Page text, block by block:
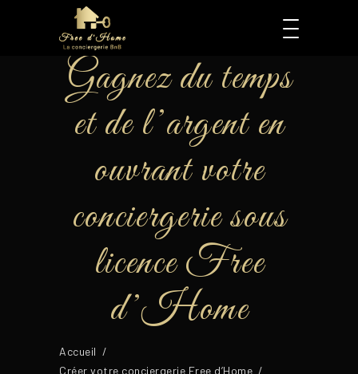
Gagnez du temps
et de l’argent en
ouvrant votre
conciergerie sous
licence Free
d’Home
Accueil /
Créer votre conciergerie Free d’Home /